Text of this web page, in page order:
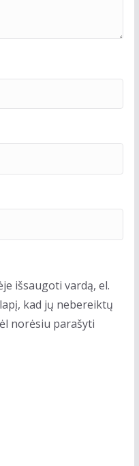
išsaugoti vardą, el.
kad jų nebereiktų
norėsiu parašyti